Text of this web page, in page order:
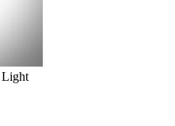
Light